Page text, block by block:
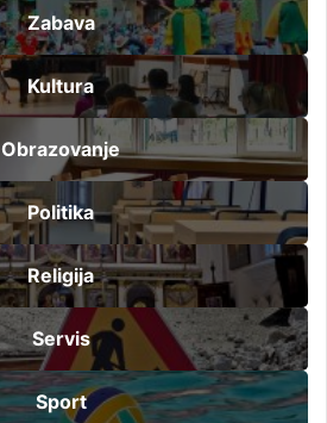
Zabava
Kultura
Obrazovanje
Politika
Religija
Servis
Sport